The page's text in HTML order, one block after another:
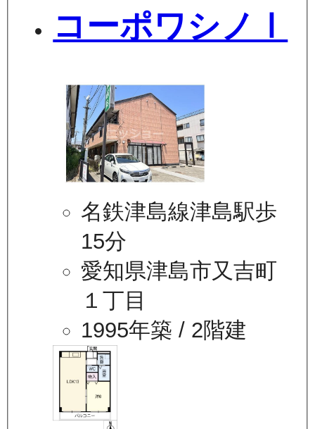
コーポワシノⅠ
名鉄津島線津島駅歩
15分
愛知県津島市又吉町
１丁目
1995年築 / 2階建